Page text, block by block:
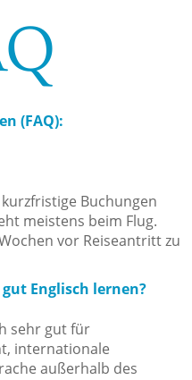
(FAQ):
Buchungen
meistens beim Flug.
vor Reiseantritt zu
Englisch lernen?
sehr gut für
internationale
außerhalb des